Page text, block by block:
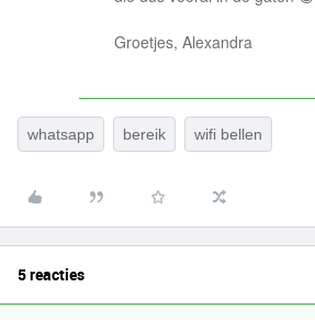
Groetjes, Alexandra
whatsapp bereik wifi bellen
5 reacties